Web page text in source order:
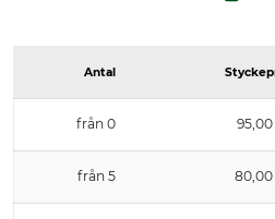
Antal
från 0
från 5